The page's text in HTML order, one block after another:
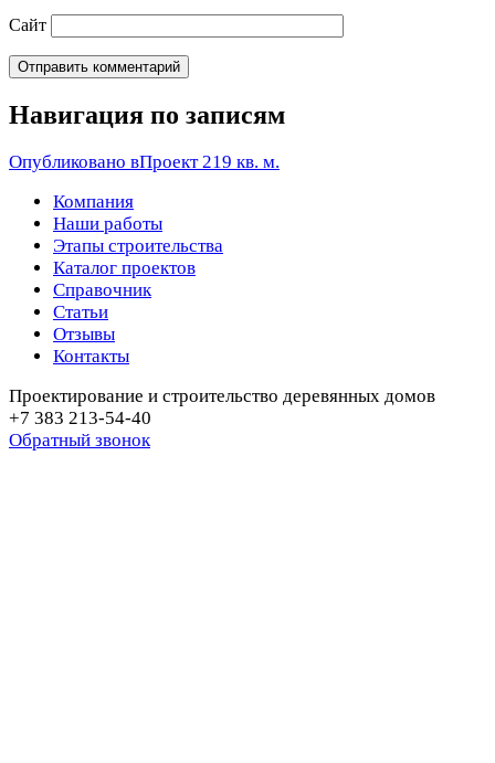
Сайт
Навигация по записям
Опубликовано вПроект 219 кв. м.
Компания
Наши работы
Этапы строительства
Каталог проектов
Справочник
Статьи
Отзывы
Контакты
Проектирование и строительство деревянных домов
+7 383 213-54-40
Обратный звонок